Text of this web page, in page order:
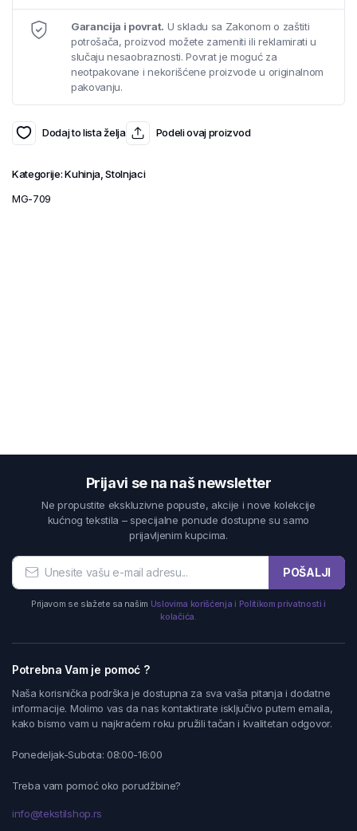
Garancija i povrat. U skladu sa Zakonom o zaštiti
potrošača, proizvod možete zameniti ili reklamirati u
slučaju nesaobraznosti. Povrat je moguć za
neotpakovane i nekorišćene proizvode u originalnom
pakovanju.
Dodaj to lista želja Podeli ovaj proizvod
Kategorije:Kuhinja,Stolnjaci
MG-709
Prijavi se na naš newsletter
Ne propustite ekskluzivne popuste, akcije i nove kolekcije
kućnog tekstila – specijalne ponude dostupne su samo
prijavljenim kupcima.
POŠALJI
Prijavom se slažete sa našim Uslovima korišćenja i Politikom privatnosti i
kolačića.
Potrebna Vam je pomoć ?
Naša korisnička podrška je dostupna za sva vaša pitanja i dodatne
informacije. Molimo vas da nas kontaktirate isključivo putem emaila,
kako bismo vam u najkraćem roku pružili tačan i kvalitetan odgovor.
Ponedeljak-Subota: 08:00-16:00
Treba vam pomoć oko porudžbine?
info@tekstilshop.rs